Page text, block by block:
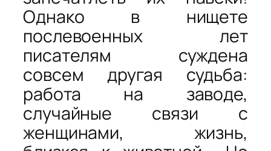
Однако в нищете
послевоенных лет
писателям суждена
совсем другая судьба:
работа на заводе,
случайные связи с
женщинами, жизнь,